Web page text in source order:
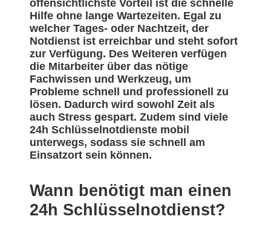
offensichtlichste Vorteil ist die schnelle
Hilfe ohne lange Wartezeiten. Egal zu
welcher Tages- oder Nachtzeit, der
Notdienst ist erreichbar und steht sofort
zur Verfügung. Des Weiteren verfügen
die Mitarbeiter über das nötige
Fachwissen und Werkzeug, um
Probleme schnell und professionell zu
lösen. Dadurch wird sowohl Zeit als
auch Stress gespart. Zudem sind viele
24h Schlüsselnotdienste mobil
unterwegs, sodass sie schnell am
Einsatzort sein können.
Wann benötigt man einen
24h Schlüsselnotdienst?